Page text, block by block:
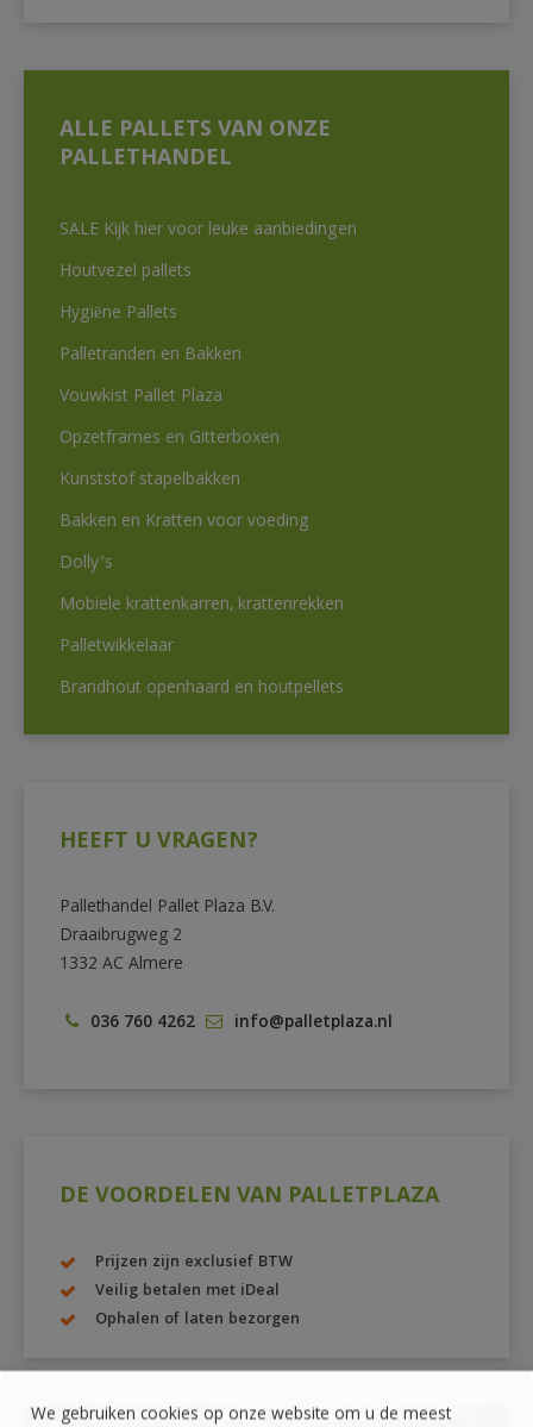
ALLE PALLETS VAN ONZE
PALLETHANDEL
SALE Kijk hier voor leuke aanbiedingen
Houtvezel pallets
Hygiëne Pallets
Palletranden en Bakken
Vouwkist Pallet Plaza
Opzetframes en Gitterboxen
Kunststof stapelbakken
Bakken en Kratten voor voeding
Dolly’s
Mobiele krattenkarren, krattenrekken
Palletwikkelaar
Brandhout openhaard en houtpellets
HEEFT U VRAGEN?
Pallethandel Pallet Plaza B.V.
Draaibrugweg 2
1332 AC Almere
036 760 4262 info@palletplaza.nl
DE VOORDELEN VAN PALLETPLAZA
Prijzen zijn exclusief BTW
Veilig betalen met iDeal
Ophalen of laten bezorgen
We gebruiken cookies op onze website om u de meest